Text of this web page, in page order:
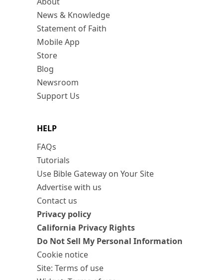
News & Knowledge
Statement of Faith
Mobile App
Store
Blog
Newsroom
Support Us
HELP
FAQs
Tutorials
Use Bible Gateway on Your Site
Advertise with us
Contact us
Privacy policy
California Privacy Rights
Do Not Sell My Personal Information
Cookie notice
Site: Terms of use